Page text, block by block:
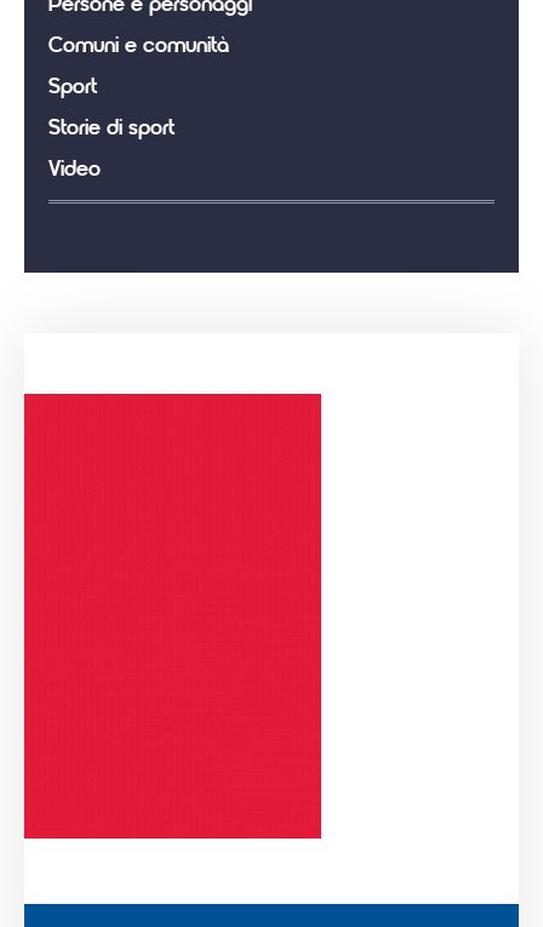
Persone e personaggi
Comuni e comunità
Sport
Storie di sport
Video